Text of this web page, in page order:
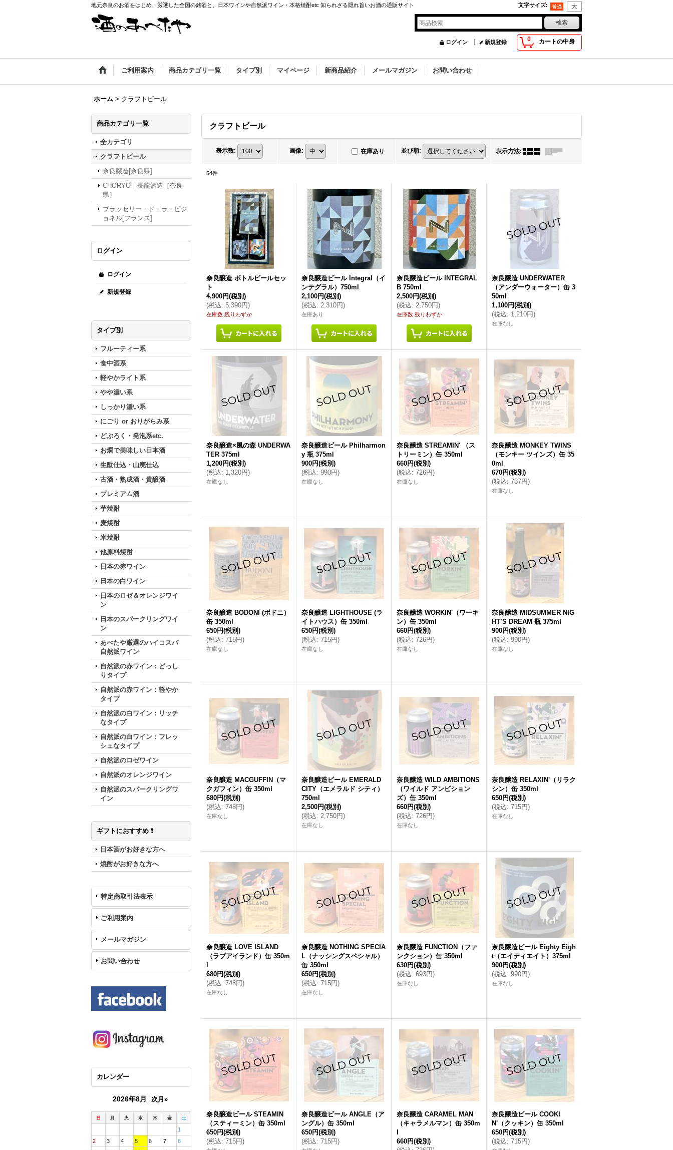
地元奈良のお酒をはじめ、厳選した全国の銘酒と、日本ワインや自然派ワイン・本格焼酎etc 知られざる隠れ旨いお酒の通販サイト 文字サイズ:
0 カートの中身
ログイン 新規登録
ご利用案内 商品カテゴリ一覧 タイプ別 マイページ 新商品紹介 メールマガジン お問い合わせ
ホーム > クラフトビール
商品カテゴリ一覧
全カテゴリ
クラフトビール
奈良醸造[奈良県]
CHORYO｜長龍酒造［奈良
県］
ブラッセリー・ド・ラ・ピジ
ョネル[フランス]
ログイン
ログイン
新規登録
タイプ別
フルーティー系
食中酒系
軽やかライト系
やや濃い系
しっかり濃い系
にごり or おりがらみ系
どぶろく・発泡系etc.
お燗で美味しい日本酒
生酛仕込・山廃仕込
古酒・熟成酒・貴醸酒
プレミアム酒
芋焼酎
麦焼酎
米焼酎
他原料焼酎
日本の赤ワイン
日本の白ワイン
日本のロゼ＆オレンジワイ
ン
日本のスパークリングワイ
ン
あべたや厳選のハイコスパ
自然派ワイン
自然派の赤ワイン：どっし
りタイプ
自然派の赤ワイン：軽やか
タイプ
自然派の白ワイン：リッチ
なタイプ
自然派の白ワイン：フレッ
シュなタイプ
自然派のロゼワイン
自然派のオレンジワイン
自然派のスパークリングワ
イン
ギフトにおすすめ ❗️
日本酒がお好きな方へ
焼酎がお好きな方へ
特定商取引法表示
ご利用案内
メールマガジン
お問い合わせ
カレンダー
2026年8月 次月»
日 月 火 水 木 金 土
1
2
3 4 5 6 7
8
クラフトビール
表示数: 画像: 在庫あり 並び順: 表示方法:
54件
奈良醸造 ボトルビールセッ
ト
4,900円(税別)
(税込: 5,390円)
在庫数 残りわずか
奈良醸造ビール Integral（イ
ンテグラル）750ml
2,100円(税別)
(税込: 2,310円)
在庫あり
奈良醸造ビール INTEGRAL
B 750ml
2,500円(税別)
(税込: 2,750円)
在庫数 残りわずか
奈良醸造 UNDERWATER
（アンダーウォーター）缶 3
50ml
1,100円(税別)
(税込: 1,210円)
在庫なし
奈良醸造×風の森 UNDERWA
TER 375ml
1,200円(税別)
(税込: 1,320円)
在庫なし
奈良醸造ビール Philharmon
y 瓶 375ml
900円(税別)
(税込: 990円)
在庫なし
奈良醸造 STREAMIN' （ス
トリーミン）缶 350ml
660円(税別)
(税込: 726円)
在庫なし
奈良醸造 MONKEY TWINS
（モンキー ツインズ）缶 35
0ml
670円(税別)
(税込: 737円)
在庫なし
奈良醸造 BODONI (ボドニ）
缶 350ml
650円(税別)
(税込: 715円)
在庫なし
奈良醸造 LIGHTHOUSE (ラ
イトハウス）缶 350ml
650円(税別)
(税込: 715円)
在庫なし
奈良醸造 WORKIN'（ワーキ
ン）缶 350ml
660円(税別)
(税込: 726円)
在庫なし
奈良醸造 MIDSUMMER NIG
HT’S DREAM 瓶 375ml
900円(税別)
(税込: 990円)
在庫なし
奈良醸造 MACGUFFIN（マ
クガフィン）缶 350ml
680円(税別)
(税込: 748円)
在庫なし
奈良醸造ビール EMERALD
CITY（エメラルド シティ）
750ml
2,500円(税別)
(税込: 2,750円)
在庫なし
奈良醸造 WILD AMBITIONS
（ワイルド アンビション
ズ）缶 350ml
660円(税別)
(税込: 726円)
在庫なし
奈良醸造 RELAXIN'（リラク
シン）缶 350ml
650円(税別)
(税込: 715円)
在庫なし
奈良醸造 LOVE ISLAND
（ラブアイランド）缶 350m
680円(税別)
(税込: 748円)
在庫なし
奈良醸造 NOTHING SPECIA
L（ナッシングスペシャル）
缶 350ml
650円(税別)
(税込: 715円)
在庫なし
奈良醸造 FUNCTION（ファ
ンクション）缶 350ml
630円(税別)
(税込: 693円)
在庫なし
奈良醸造ビール Eighty Eigh
t（エイティエイト）375ml
900円(税別)
(税込: 990円)
在庫なし
奈良醸造ビール STEAMIN
（スティーミン）缶 350ml
650円(税別)
(税込: 715円)
奈良醸造ビール ANGLE（ア
ングル）缶 350ml
650円(税別)
(税込: 715円)
奈良醸造 CARAMEL MAN
（キャラメルマン）缶 350m
660円(税別)
奈良醸造ビール COOKI
N'（クッキン）缶 350ml
650円(税別)
(税込: 715円)